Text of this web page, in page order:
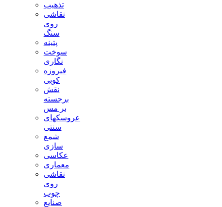
تذهیب
نقاشی
روی
سنگ
پتینه
سوخت
نگاری
فیروزه
کوبی
نقش
برجسته
بر مس
عروسکهای
سنتی
شمع
سازی
عکاسی
معماری
نقاشی
روی
چوب
صنایع